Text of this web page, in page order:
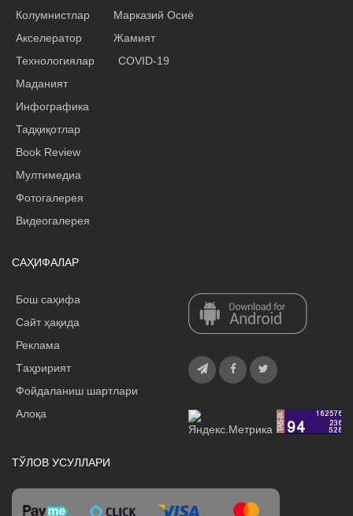
Колумнистлар
Акселератор
Марказий Осиё
Жамият
Технологиялар
Маданият
Инфографика
Тадқиқотлар
Book Review
Мултимедиа
Фотогалерея
Видеогалерея
COVID-19
САҲИФАЛАР
Бош саҳифа
Сайт ҳақида
Реклама
Tаҳририят
Фойдаланиш шартлари
Алоқа
ТЎЛОВ УСУЛЛАРИ